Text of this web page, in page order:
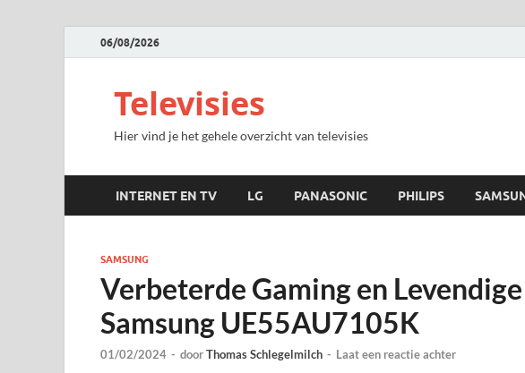
06/08/2026
Televisies
Hier vind je het gehele overzicht van televisies
INTERNET EN TV LG PANASONIC PHILIPS
SAMSUNG
Verbeterde Gaming en
Samsung UE55AU7105K
01/02/2024 - doorThomas Schlegelmilch - Laat een reactie achter